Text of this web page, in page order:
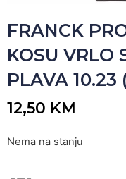
FRANCK
KOSU VRLO
PLAVA
12,50 KM
Nema na stanju